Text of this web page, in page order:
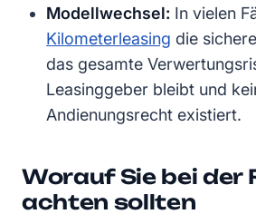
Modellwechsel: In vielen
Kilometerleasing die
das gesamte
Leasinggeber bleibt und
Andienungsrecht existiert.
Worauf Sie bei der
achten sollten